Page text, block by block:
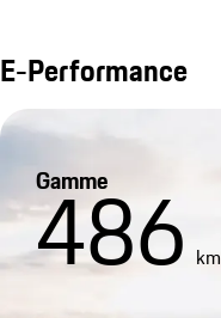
E-Performance
Gamme
486 km